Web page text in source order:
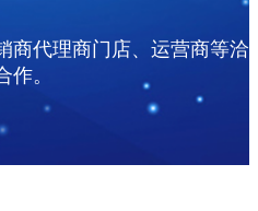
商代理商门店、运营商等洽
作。